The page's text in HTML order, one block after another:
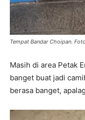
Tempat Bandar Choipan.
Masih di area Petak
banget buat jadi
berasa banget,